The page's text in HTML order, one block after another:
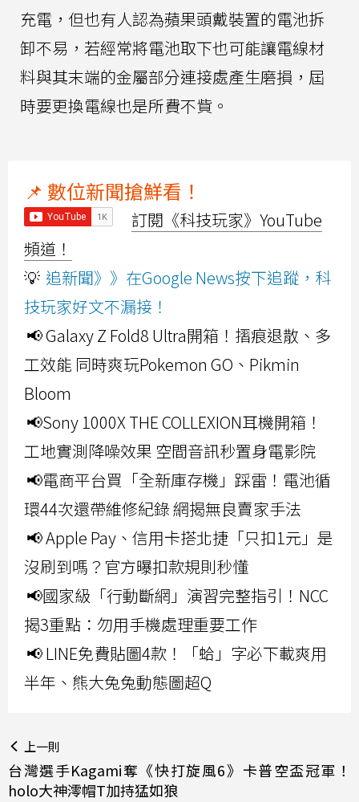
充電，但也有人認為蘋果頭戴裝置的電池拆
卸不易，若經常將電池取下也可能讓電線材
料與其末端的金屬部分連接處產生磨損，屆
時要更換電線也是所費不貲。
📌 數位新聞搶鮮看！
訂閱《科技玩家》YouTube
頻道！
💡 追新聞》》在Google News按下追蹤，科
技玩家好文不漏接！
📢 Galaxy Z Fold8 Ultra開箱！摺痕退散、多
工效能 同時爽玩Pokemon GO、Pikmin
Bloom
📢Sony 1000X THE COLLEXION耳機開箱！
工地實測降噪效果 空間音訊秒置身電影院
📢電商平台買「全新庫存機」踩雷！電池循
環44次還帶維修紀錄 網揭無良賣家手法
📢 Apple Pay、信用卡搭北捷「只扣1元」是
沒刷到嗎？官方曝扣款規則秒懂
📢國家級「行動斷網」演習完整指引！NCC
揭3重點：勿用手機處理重要工作
📢 LINE免費貼圖4款！「蛤」字必下載爽用
半年、熊大兔兔動態圖超Q
上一則
台灣選手Kagami奪《快打旋風6》卡普空盃冠軍！
holo大神澪帽T加持猛如狼